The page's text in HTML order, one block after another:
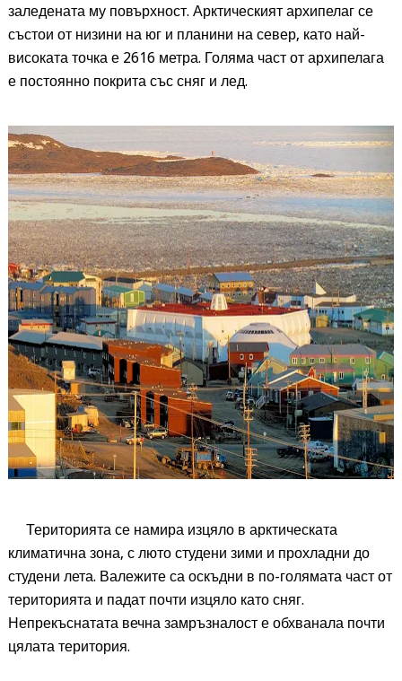
заледената му повърхност. Арктическият архипелаг се
състои от низини на юг и планини на север, като най-
високата точка е 2616 метра. Голяма част от архипелага
е постоянно покрита със сняг и лед.
Територията се намира изцяло в арктическата
климатична зона, с люто студени зими и прохладни до
студени лета. Валежите са оскъдни в по-голямата част от
територията и падат почти изцяло като сняг.
Непрекъснатата вечна замръзналост е обхванала почти
цялата територия.